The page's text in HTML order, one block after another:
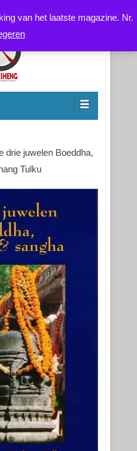
van het laatste magazine. Nr.
drie juwelen Boeddha,
Tulku